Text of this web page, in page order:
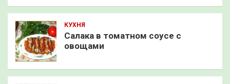
КУХНЯ
Салака в томатном соусе с
овощами